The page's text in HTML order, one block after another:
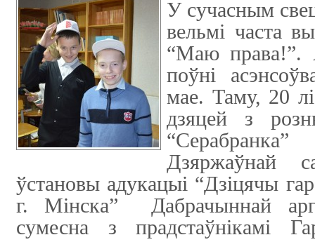
У сучасным
вельмі часта
“Маю
поўні
мае. Таму, 20
дзяцей з
Дзяржаўнай
ўстановы адукацыі “Дзіцячы
г. Мінска”
Дабрачыннай
сумесна з прадстаўнікамі